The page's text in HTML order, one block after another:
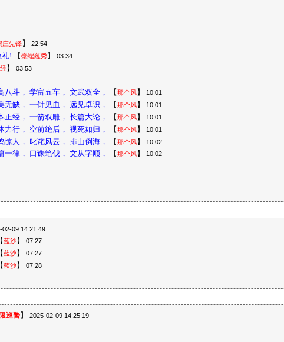
计:五行》
计:五门》
【无法无天】 『全网统计:新澳门』
计:半波单双》
计:半波大小》
庄先锋】 22:54
! 【毫端蕴秀】 03:34
】 03:53
斗， 学富五车， 文武双全， 【那个风】 10:01
缺， 一针见血， 远见卓识， 【那个风】 10:01
经， 一箭双雕， 长篇大论， 【那个风】 10:01
行， 空前绝后， 视死如归， 【那个风】 10:01
人， 叱诧风云， 排山倒海， 【那个风】 10:02
律， 口诛笔伐， 文从字顺， 【那个风】 10:02
02-09 14:21:49
【蓝沙】 07:27
【蓝沙】 07:27
【蓝沙】 07:28
巡警】 2025-02-09 14:25:19